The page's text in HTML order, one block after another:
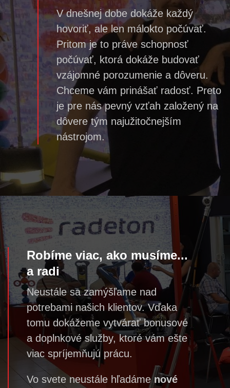
V dnešnej dobe dokáže každý
hovoriť, ale len málokto počúvať.
Pritom je to práve schopnosť
počúvať, ktorá dokáže budovať
vzájomné porozumenie a dôveru.
Chceme vám prinášať radosť. Preto
je pre nás pevný vzťah založený na
dôvere tým najužitočnejším
nástrojom.
Robíme viac, ako musíme...
a radi
Neustále sa zamýšľame nad
potrebami našich klientov. Vďaka
tomu dokážeme vytvárať bonusové
a doplnkové služby, ktoré vám ešte
viac spríjemňujú prácu.
Vo svete neustále hľadámenové